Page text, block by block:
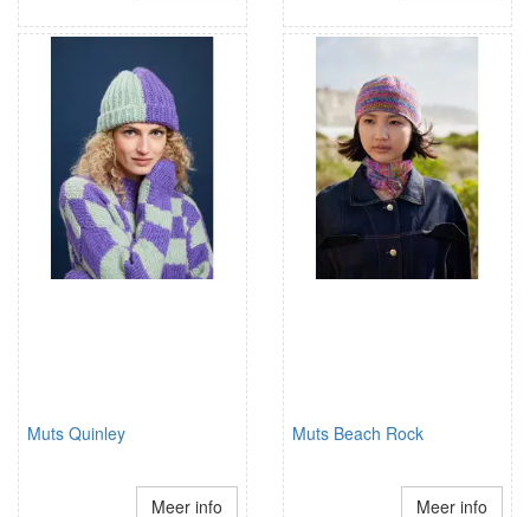
Muts Quinley
Meer info
Muts Beach Rock
Meer info